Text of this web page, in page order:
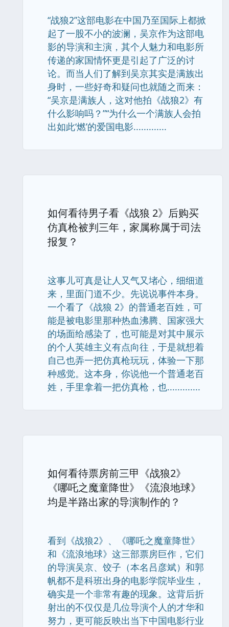
“战狼2”这部电影在中国乃至国际上都掀
起了一股不小的波澜，吴京作为这部电
影的导演和主演，其个人魅力和电影所
传递的家国情怀更是引起了广泛的讨
论。而当人们了解到吴京其实是满族出
身时，一些好奇和疑问也就随之而来：
“吴京是满族人，这对他拍《战狼2》有
什么影响吗？”“为什么一个满族人会拍
出如此‘燃’的爱国电影.............
如何看待男子看《战狼 2》后购买
仿真枪被判三年，家属称属于司法
报复？
这事儿可真是让人又气又堵心，细细道
来，里面门道不少。先说说事件本身。
一个看了《战狼 2》的普通老百姓，可
能是被电影里那种热血沸腾、国家强大
的场面给感染了，也可能是对其中展示
的个人英雄主义有点向往，于是就想着
自己也弄一把仿真枪玩玩，体验一下那
种感觉。这本身，你说他一个普通老百
姓，手里拿着一把仿真枪，也.............
如何看待票房前三甲《战狼2》
《哪吒之魔童降世》《流浪地球》
均是半路出家的导演制作的？
看到《战狼2》、《哪吒之魔童降世》
和《流浪地球》这三部票房巨作，它们
的导演吴京、饺子（本名吕彦斌）和郭
帆都不是科班出身的电影学院毕业生，
确实是一个非常有趣的现象。这背后折
射出的不仅仅是几位导演个人的才华和
努力，更可能反映出当下中国电影行业